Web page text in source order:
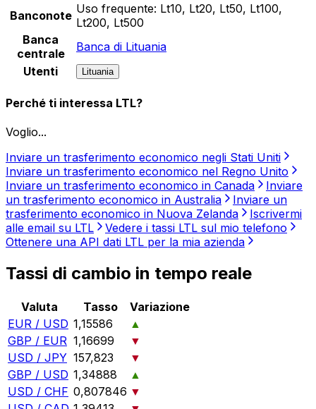
Banconote Uso frequente: Lt10, Lt20, Lt50, Lt100,
Lt200, Lt500
Banca
centrale
Banca di Lituania
Utenti
Lituania
Perché ti interessa LTL?
Voglio...
Inviare un trasferimento economico negli Stati Uniti
Inviare un trasferimento economico nel Regno Unito
Inviare un trasferimento economico in Canada
Inviare
un trasferimento economico in Australia
Inviare un
trasferimento economico in Nuova Zelanda
Iscrivermi
alle email su LTL
Vedere i tassi LTL sul mio telefono
Ottenere una API dati LTL per la mia azienda
Tassi di cambio in tempo reale
Valuta Tasso
Variazione
EUR / USD 1,15586
▲
GBP / EUR 1,16699
▼
USD / JPY 157,823
▼
GBP / USD 1,34888
▲
USD / CHF 0,807846 ▼